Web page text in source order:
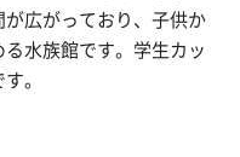
広がっており、子供か
水族館です。学生カッ
。